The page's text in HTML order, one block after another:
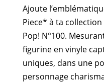
Ajoute
Piece* à ta
Pop! N°100.
figurine en vinyle
uniques, dans une
personnage